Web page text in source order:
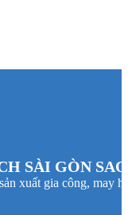
SÀI GÒN
xuất gia công, may